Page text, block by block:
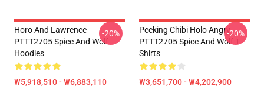
Horo And Lawrence
PTTT2705 Spice And Wolf
Hoodies
₩5,918,510 - ₩6,883,110
-20%
Peeking Chibi Holo Angry
PTTT2705 Spice And Wolf T-
Shirts
₩3,651,700 - ₩4,202,900
-20%